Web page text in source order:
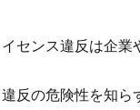
センス違反は企業
反の危険性を知